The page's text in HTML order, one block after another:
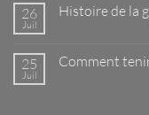
Ce
que
savoir
Les
monde
26
Juil
Histoire de la
Histoire
25
Juil
Comment